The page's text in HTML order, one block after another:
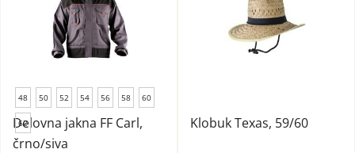
48 50 52 54 56 58 60
62
Delovna jakna FF Carl,
črno/siva
Klobuk Texas, 59/60